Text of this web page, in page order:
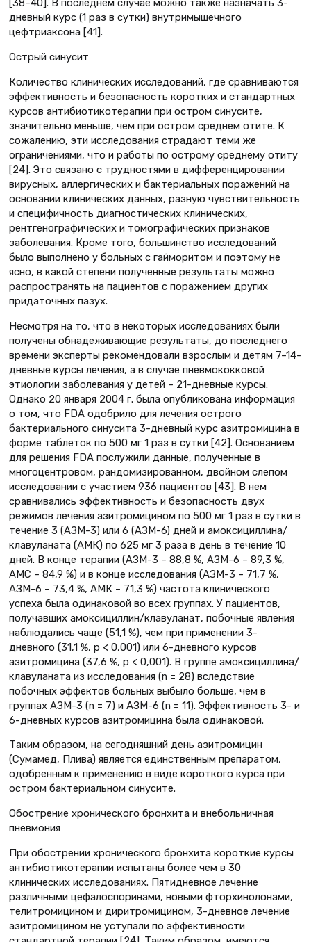
[38–40]. В последнем случае можно также назначать 3-
дневный курс (1 раз в сутки) внутримышечного
цефтриаксона [41].
Острый синусит
Количество клинических исследований, где сравниваются
эффективность и безопасность коротких и стандартных
курсов антибиотикотерапии при остром синусите,
значительно меньше, чем при остром среднем отите. К
сожалению, эти исследования страдают теми же
ограничениями, что и работы по острому среднему отиту
[24]. Это связано с трудностями в дифференцировании
вирусных, аллергических и бактериальных поражений на
основании клинических данных, разную чувствительность
и специфичность диагностических клинических,
рентгенографических и томографических признаков
заболевания. Кроме того, большинство исследований
было выполнено у больных с гайморитом и поэтому не
ясно, в какой степени полученные результаты можно
распространять на пациентов с поражением других
придаточных пазух.
Несмотря на то, что в некоторых исследованиях были
получены обнадеживающие результаты, до последнего
времени эксперты рекомендовали взрослым и детям 7–14-
дневные курсы лечения, а в случае пневмококковой
этиологии заболевания у детей – 21-дневные курсы.
Однако 20 января 2004 г. была опубликована информация
о том, что FDA одобрило для лечения острого
бактериального синусита 3-дневный курс азитромицина в
форме таблеток по 500 мг 1 раз в сутки [42]. Основанием
для решения FDA послужили данные, полученные в
многоцентровом, рандомизированном, двойном слепом
исследовании с участием 936 пациентов [43]. В нем
сравнивались эффективность и безопасность двух
режимов лечения азитромицином по 500 мг 1 раз в сутки в
течение 3 (АЗМ-3) или 6 (АЗМ-6) дней и амоксициллина/
клавуланата (АМК) по 625 мг 3 раза в день в течение 10
дней. В конце терапии (АЗМ-3 – 88,8 %, АЗМ-6 – 89,3 %,
AMC – 84,9 %) и в конце исследования (АЗМ-3 – 71,7 %,
АЗМ-6 – 73,4 %, АМК – 71,3 %) частота клинического
успеха была одинаковой во всех группах. У пациентов,
получавших амоксициллин/клавуланат, побочные явления
наблюдались чаще (51,1 %), чем при применении 3-
дневного (31,1 %, р < 0,001) или 6-дневного курсов
азитромицина (37,6 %, р < 0,001). В группе амоксициллина/
клавуланата из исследования (n = 28) вследствие
побочных эффектов больных выбыло больше, чем в
группах АЗМ-3 (n = 7) и АЗМ-6 (n = 11). Эффективность 3- и
6-дневных курсов азитромицина была одинаковой.
Таким образом, на сегодняшний день азитромицин
(Сумамед, Плива) является единственным препаратом,
одобренным к применению в виде короткого курса при
остром бактериальном синусите.
Обострение хронического бронхита и внебольничная
пневмония
При обострении хронического бронхита короткие курсы
антибиотикотерапии испытаны более чем в 30
клинических исследованиях. Пятидневное лечение
различными цефалоспоринами, новыми фторхинолонами,
телитромицином и диритромицином, 3-дневное лечение
азитромицином не уступали по эффективности